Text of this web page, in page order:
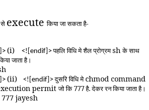
से executeकिया जा सकता है-
(i) <![endif]>पहलि विधि मे शैल प्रोग्रमshके साथ
जाता है।
(ii) <![endif]>दुसरि विधि मेchmod command
permitजो कि 777 है. देकर रन किया जाता है।
777 jayesh